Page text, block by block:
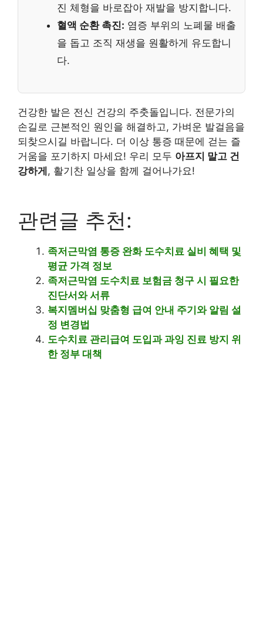
진 체형을 바로잡아 재발을 방지합니다.
혈액 순환 촉진: 염증 부위의 노폐물 배출
을 돕고 조직 재생을 원활하게 유도합니
다.
건강한 발은 전신 건강의 주춧돌입니다. 전문가의
손길로 근본적인 원인을 해결하고, 가벼운 발걸음을
되찾으시길 바랍니다. 더 이상 통증 때문에 걷는 즐
거움을 포기하지 마세요! 우리 모두 아프지 말고 건
강하게 , 활기찬 일상을 함께 걸어나가요!
관련글 추천:
족저근막염 통증 완화 도수치료 실비 혜택 및
평균 가격 정보
족저근막염 도수치료 보험금 청구 시 필요한
진단서와 서류
복지멤버십 맞춤형 급여 안내 주기와 알림 설
정 변경법
도수치료 관리급여 도입과 과잉 진료 방지 위
한 정부 대책